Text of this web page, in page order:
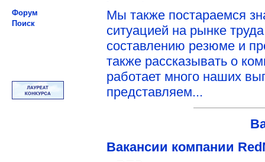
Форум
Поиск
Мы также постараемся
ситуацией на рынке
составлению резюме и
также рассказывать о
работает много наших
представляем...
Вакансии компании